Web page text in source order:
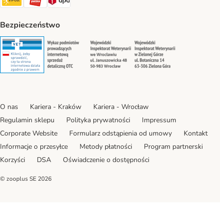
Bezpieczeństwo
Security Security Security
O nas Kariera - Kraków
Kariera - Wrocław
Regulamin sklepu
Polityka prywatności
Impressum
Corporate Website
Formularz odstąpienia od umowy
Kontakt
Informacje o przesyłce
Metody płatności
Program partnerski
Korzyści
DSA Oświadczenie o dostępności
© zooplus SE 2026